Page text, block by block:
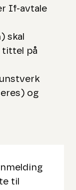
If-avtale
skal
tittel på
og
til